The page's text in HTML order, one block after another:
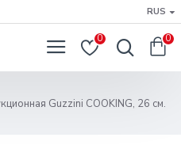
RUS
0 0
Guzzini COOKING, 26 см.